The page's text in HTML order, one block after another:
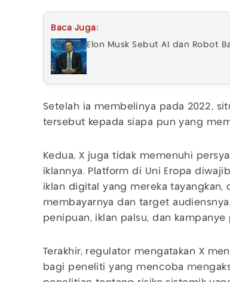
Baca Juga:
Elon Musk Sebut AI dan Robot
Setelah ia membelinya pada 2022,
tersebut kepada siapa pun yang
Kedua, X juga tidak memenuhi
iklannya. Platform di Uni Eropa
iklan digital yang mereka
membayarnya dan target
penipuan, iklan palsu, dan
Terakhir, regulator mengatakan X
bagi peneliti yang mencoba